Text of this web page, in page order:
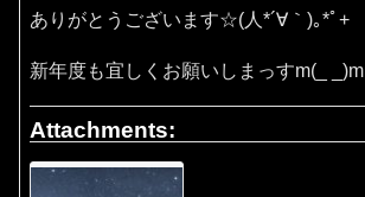
ありがとうございます☆(⁠人⁠*⁠´⁠∀⁠｀⁠)⁠｡⁠*ﾟ⁠+
新年度も宜しくお願いしまっすm(_ _)m
Attachments: